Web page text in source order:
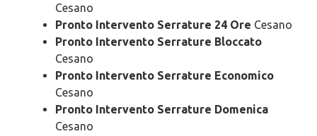
Cesano
Pronto Intervento Serrature 24 Ore Cesano
Pronto Intervento Serrature Bloccato
Cesano
Pronto Intervento Serrature Economico
Cesano
Pronto Intervento Serrature Domenica
Cesano